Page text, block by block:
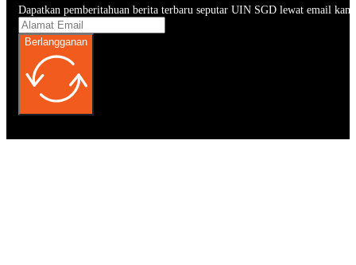
Dapatkan pemberitahuan berita terbaru seputar UIN SGD lewat email
Berlangganan